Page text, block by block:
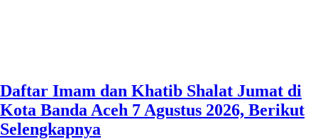
Daftar Imam dan Khatib Shalat Jumat di
Kota Banda Aceh 7 Agustus 2026, Berikut
Selengkapnya